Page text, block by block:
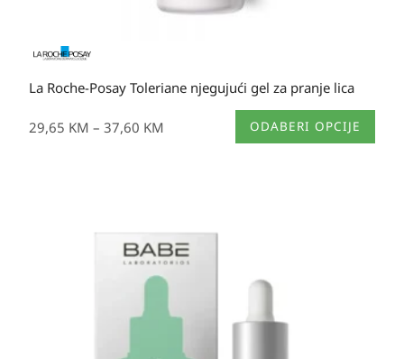
La Roche-Posay Toleriane njegujući gel za pranje lica
29,65 KM – 37,60 KM ODABERI OPCIJE
Ovaj
proizvod
mogu